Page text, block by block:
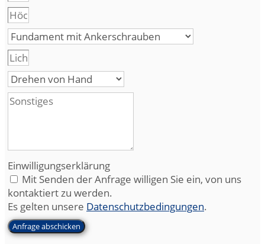
Einwilligungserklärung
Mit Senden der Anfrage willigen Sie ein, von uns
kontaktiert zu werden.
Es gelten unsere Datenschutzbedingungen.
Anfrage abschicken